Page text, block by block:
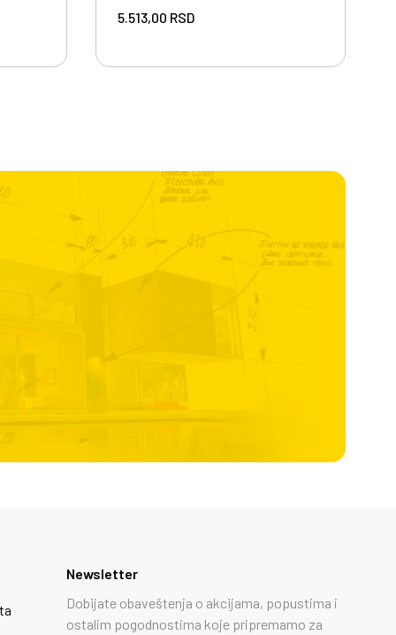
5.513,00 RSD
Newsletter
Dobijate obaveštenja o akcijama, popustima i
ostalim pogodnostima koje pripremamo za